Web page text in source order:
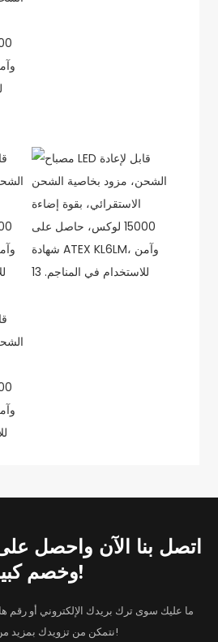
اتصل بنا الآن واحصل
وخصم كبير!
ما عليك سوى ترك بريدك الإلكتروني أو رقم
نتمكن من تزويدك بمزيد من الخدمات!